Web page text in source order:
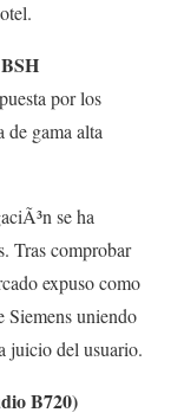
por los
gama alta
se ha
Tras comprobar
expuso como
Siemens uniendo
juicio del usuario.
B720)